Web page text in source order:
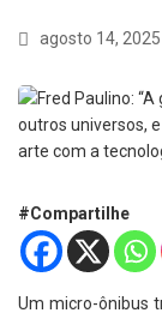
agosto 14, 2025
#Compartilhe
Um micro-ônibus